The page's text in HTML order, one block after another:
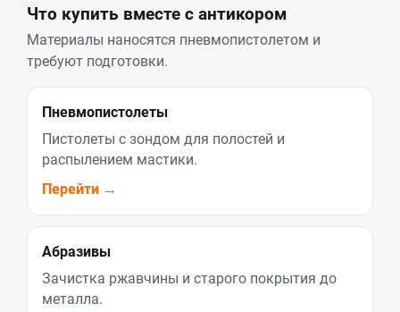
Что купить вместе с антикором
Материалы наносятся пневмопистолетом и
требуют подготовки.
Пневмопистолеты
Пистолеты с зондом для полостей и
распылением мастики.
Перейти →
Абразивы
Зачистка ржавчины и старого покрытия до
металла.